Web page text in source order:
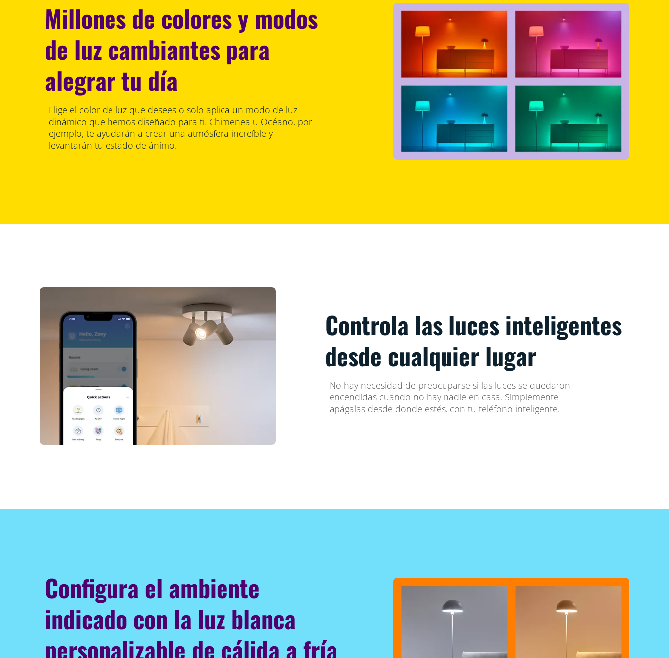
Millones de colores y modos
de luz cambiantes para
alegrar tu día
Elige el color de luz que desees o solo aplica un modo de luz
dinámico que hemos diseñado para ti. Chimenea u Océano, por
ejemplo, te ayudarán a crear una atmósfera increíble y
levantarán tu estado de ánimo.
Controla las luces inteligentes
desde cualquier lugar
No hay necesidad de preocuparse si las luces se quedaron
encendidas cuando no hay nadie en casa. Simplemente
apágalas desde donde estés, con tu teléfono inteligente.
Configura el ambiente
indicado con la luz blanca
personalizable de cálida a fría